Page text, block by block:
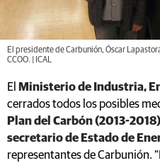
El presidente de Carbunión, Óscar
CCOO. | ICAL
El Ministerio de Industria,
cerrados todos los posibles
Plan del Carbón (2013-2018)
secretario de Estado de
representantes de Carbunión.